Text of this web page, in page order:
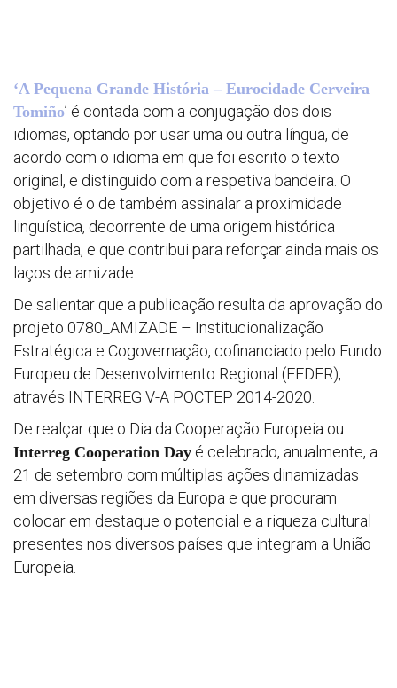
Otros
‘A Pequena Grande História – Eurocidade Cerveira
Tomiño’ é contada com a conjugação dos dois
idiomas, optando por usar uma ou outra língua, de
acordo com o idioma em que foi escrito o texto
original, e distinguido com a respetiva bandeira. O
objetivo é o de também assinalar a proximidade
linguística, decorrente de uma origem histórica
partilhada, e que contribui para reforçar ainda mais os
laços de amizade.
De salientar que a publicação resulta da aprovação do
projeto 0780_AMIZADE – Institucionalização
Estratégica e Cogovernação, cofinanciado pelo Fundo
Europeu de Desenvolvimento Regional (FEDER),
através INTERREG V-A POCTEP 2014-2020.
De realçar que o Dia da Cooperação Europeia ou
Interreg Cooperation Day é celebrado, anualmente, a
21 de setembro com múltiplas ações dinamizadas
em diversas regiões da Europa e que procuram
colocar em destaque o potencial e a riqueza cultural
presentes nos diversos países que integram a União
Europeia.